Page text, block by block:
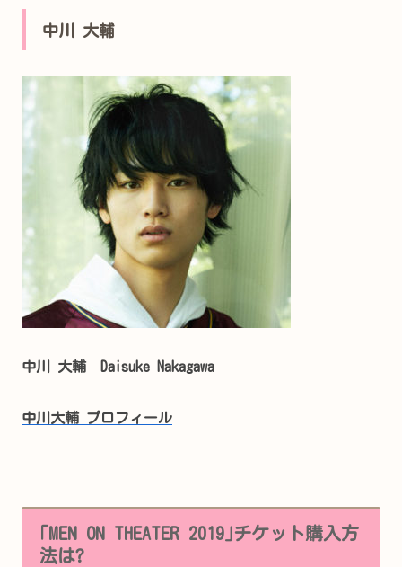
中川 大輔
中川 大輔 Daisuke Nakagawa
中川大輔 プロフィール
｢MEN ON THEATER 2019｣チケット購入方
法は?